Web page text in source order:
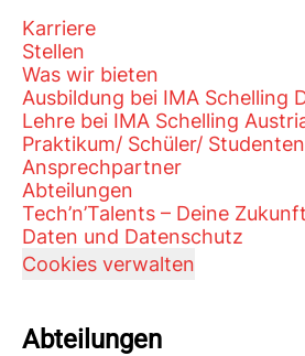
Karriere
Stellen
Was wir bieten
Ausbildung bei IMA Schelling
Lehre bei IMA Schelling
Praktikum/ Schüler/ Studenten
Ansprechpartner
Abteilungen
Tech’n’Talents – Deine
Daten und Datenschutz
Cookies verwalten
Abteilungen